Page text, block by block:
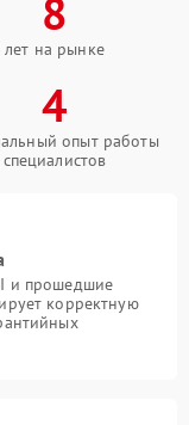
8
лет на рынке
4
опыт работы
специалистов
и прошедшие
корректную